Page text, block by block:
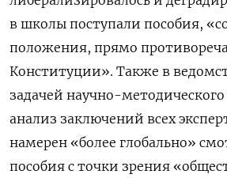
в школы поступали пособия,
положения, прямо
Конституции». Также в
задачей научно-методического
анализ заключений всех
намерен «более глобально»
пособия с точки зрения